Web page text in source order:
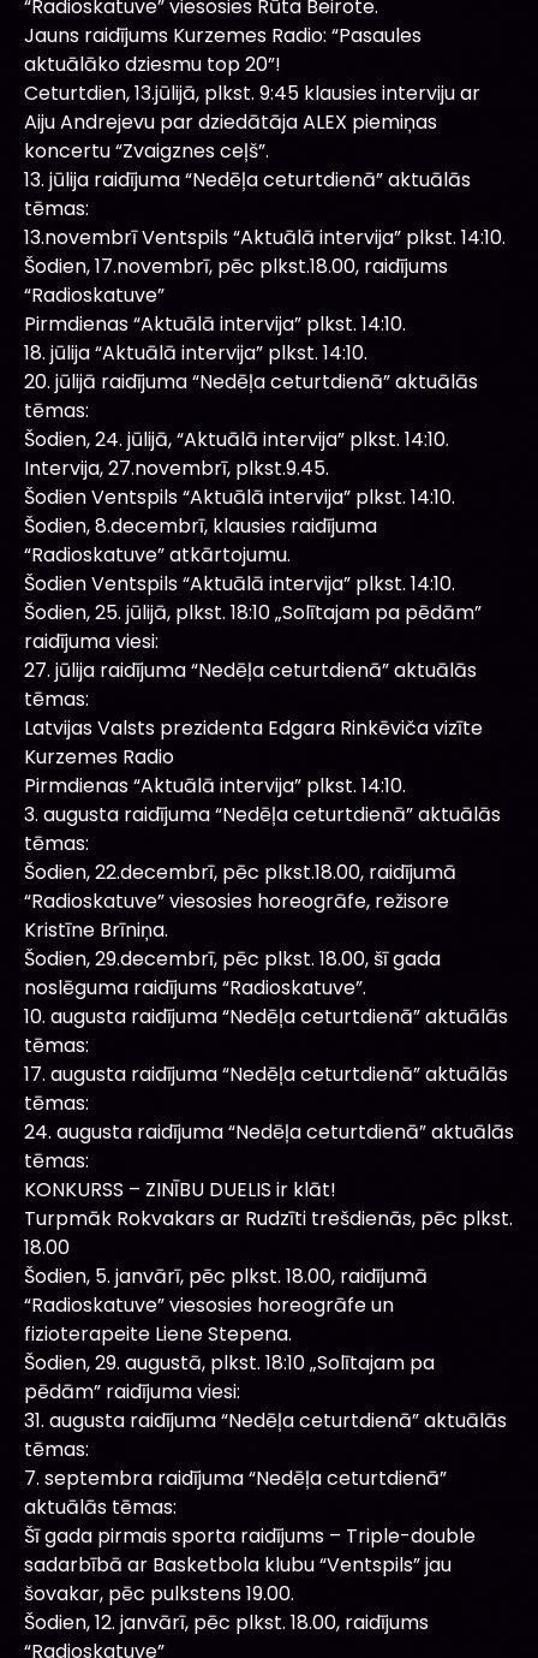
“Radioskatuve” viesosies Rūta Beirote.
Jauns raidījums Kurzemes Radio: “Pasaules
aktuālāko dziesmu top 20”!
Ceturtdien, 13.jūlijā, plkst. 9:45 klausies interviju ar
Aiju Andrejevu par dziedātāja ALEX piemiņas
koncertu “Zvaigznes ceļš”.
13. jūlija raidījuma “Nedēļa ceturtdienā” aktuālās
tēmas:
13.novembrī Ventspils “Aktuālā intervija” plkst. 14:10.
Šodien, 17.novembrī, pēc plkst.18.00, raidījums
“Radioskatuve”
Pirmdienas “Aktuālā intervija” plkst. 14:10.
18. jūlija “Aktuālā intervija” plkst. 14:10.
20. jūlijā raidījuma “Nedēļa ceturtdienā” aktuālās
tēmas:
Šodien, 24. jūlijā, “Aktuālā intervija” plkst. 14:10.
Intervija, 27.novembrī, plkst.9.45.
Šodien Ventspils “Aktuālā intervija” plkst. 14:10.
Šodien, 8.decembrī, klausies raidījuma
“Radioskatuve” atkārtojumu.
Šodien Ventspils “Aktuālā intervija” plkst. 14:10.
Šodien, 25. jūlijā, plkst. 18:10 „Solītajam pa pēdām”
raidījuma viesi:
27. jūlija raidījuma “Nedēļa ceturtdienā” aktuālās
tēmas:
Latvijas Valsts prezidenta Edgara Rinkēviča vizīte
Kurzemes Radio
Pirmdienas “Aktuālā intervija” plkst. 14:10.
3. augusta raidījuma “Nedēļa ceturtdienā” aktuālās
tēmas:
Šodien, 22.decembrī, pēc plkst.18.00, raidījumā
“Radioskatuve” viesosies horeogrāfe, režisore
Kristīne Brīniņa.
Šodien, 29.decembrī, pēc plkst. 18.00, šī gada
noslēguma raidījums “Radioskatuve”.
10. augusta raidījuma “Nedēļa ceturtdienā” aktuālās
tēmas:
17. augusta raidījuma “Nedēļa ceturtdienā” aktuālās
tēmas:
24. augusta raidījuma “Nedēļa ceturtdienā” aktuālās
tēmas:
KONKURSS – ZINĪBU DUELIS ir klāt!
Turpmāk Rokvakars ar Rudzīti trešdienās, pēc plkst.
18.00
Šodien, 5. janvārī, pēc plkst. 18.00, raidījumā
“Radioskatuve” viesosies horeogrāfe un
fizioterapeite Liene Stepena.
Šodien, 29. augustā, plkst. 18:10 „Solītajam pa
pēdām” raidījuma viesi:
31. augusta raidījuma “Nedēļa ceturtdienā” aktuālās
tēmas:
7. septembra raidījuma “Nedēļa ceturtdienā”
aktuālās tēmas:
Šī gada pirmais sporta raidījums – Triple-double
sadarbībā ar Basketbola klubu “Ventspils” jau
šovakar, pēc pulkstens 19.00.
Šodien, 12. janvārī, pēc plkst. 18.00, raidījums
“Radioskatuve”